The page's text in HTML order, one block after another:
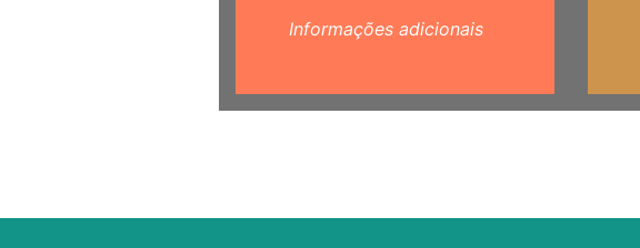
Informações adicionais